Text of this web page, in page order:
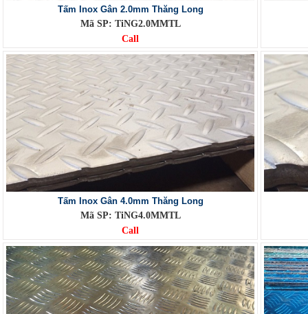
Tấm Inox Gân 2.0mm Thăng Long
Mã SP: TiNG2.0MMTL
Call
Tấm Inox Gân 4.0mm Thăng Long
Mã SP: TiNG4.0MMTL
Call